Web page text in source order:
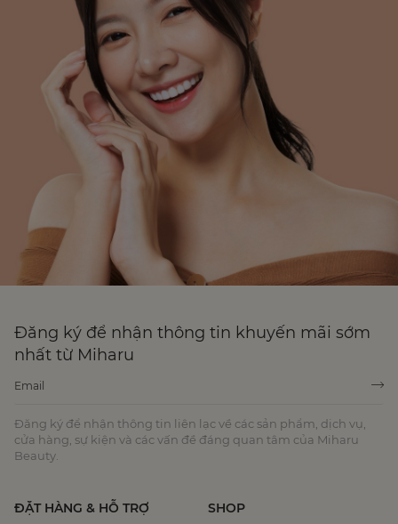
Đăng ký để nhận thông tin khuyến mãi sớm
nhất từ Miharu
Đăng ký để nhận thông tin liên lạc về các sản phẩm, dịch vụ,
cửa hàng, sự kiện và các vấn đề đáng quan tâm của Miharu
Beauty.
ĐẶT HÀNG & HỖ TRỢ SHOP